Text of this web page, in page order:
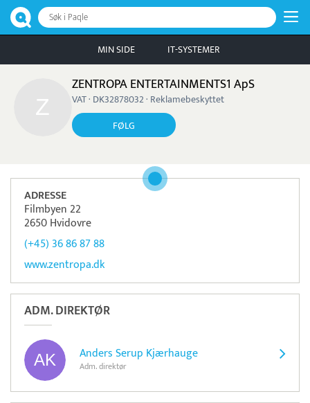
Søk i Paqle
MIN SIDE IT-SYSTEMER
ZENTROPA ENTERTAINMENTS1 ApS
VAT · DK32878032 · Reklamebeskyttet
FØLG
ADRESSE
Filmbyen 22
2650 Hvidovre
(+45) 36 86 87 88
www.zentropa.dk
ADM. DIREKTØR
Anders Serup Kjærhauge
Adm. direktør